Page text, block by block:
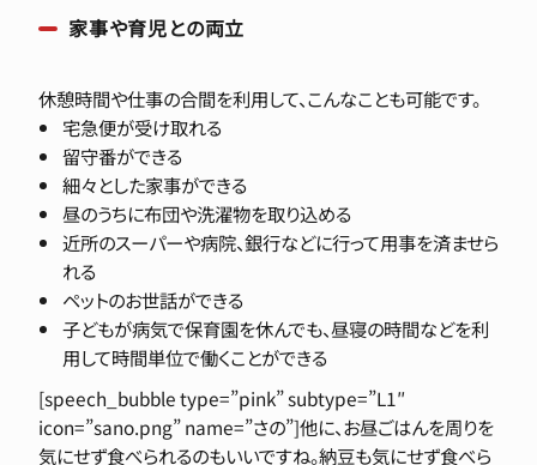
家事や育児との両立
休憩時間や仕事の合間を利用して、こんなことも可能です。
宅急便が受け取れる
留守番ができる
細々とした家事ができる
昼のうちに布団や洗濯物を取り込める
近所のスーパーや病院、銀行などに行って用事を済ませら
れる
ペットのお世話ができる
子どもが病気で保育園を休んでも、昼寝の時間などを利
用して時間単位で働くことができる
[speech_bubble type=”pink” subtype=”L1″
icon=”sano.png” name=”さの”]他に、お昼ごはんを周りを
気にせず食べられるのもいいですね。納豆も気にせず食べら